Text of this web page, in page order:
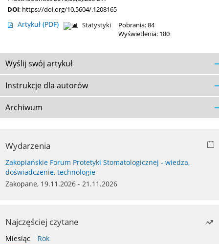
DOI: https://doi.org/10.5604/.1208165
Artykuł (PDF) Statystyki
Pobrania: 84
Wyświetlenia: 180
Wyślij swój artykuł
Instrukcje dla autorów
Archiwum
Wydarzenia
Zakopiańskie Forum Protetyki Stomatologicznej - wiedza,
doświadczenie, technologie
Zakopane, 19.11.2026 - 21.11.2026
Najczęściej czytane
Miesiąc
Rok